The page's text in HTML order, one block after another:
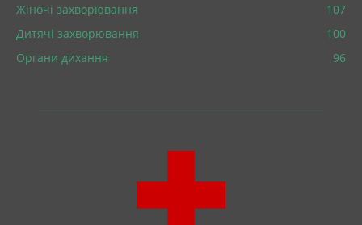
Жіночі захворювання
107
Дитячі захворювання
100
Органи дихання
96